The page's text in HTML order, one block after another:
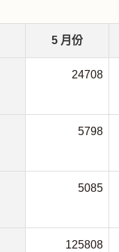
5 月份
24708
5798
5085
125808